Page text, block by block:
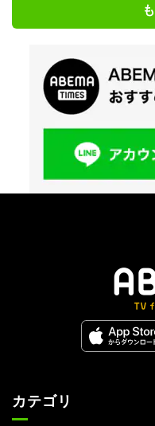
カテゴリ